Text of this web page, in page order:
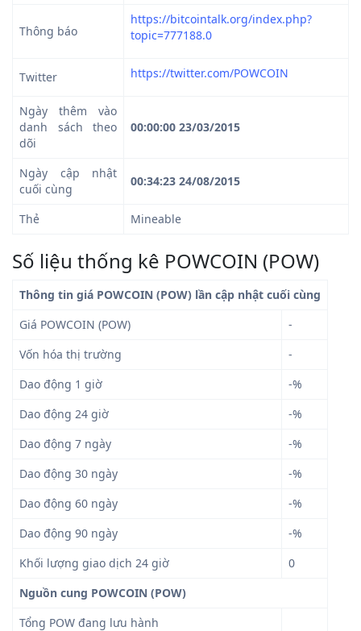
Thông báo
https://bitcointalk.org/index.php?
topic=777188.0
Twitter https://twitter.com/POWCOIN
Ngày thêm vào
danh sách theo
dõi
00:00:00 23/03/2015
Ngày cập nhật
cuối cùng
00:34:23 24/08/2015
Thẻ Mineable
Số liệu thống kê POWCOIN (POW)
Thông tin giá POWCOIN (POW) lần cập nhật cuối cùng
Giá POWCOIN (POW)
-
Vốn hóa thị trường
-
Dao động 1 giờ
-%
Dao động 24 giờ
-%
Dao động 7 ngày
-%
Dao động 30 ngày
-%
Dao động 60 ngày
-%
Dao động 90 ngày
-%
Khối lượng giao dịch 24 giờ
0
Nguồn cung POWCOIN (POW)
Tổng POW đang lưu hành